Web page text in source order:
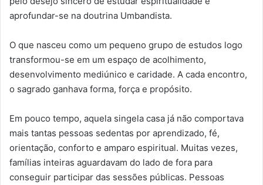
aprofundar-se na doutrina Umbandista.
O que nasceu como um pequeno grupo de estudos logo
transformou-se em um espaço de acolhimento,
desenvolvimento mediúnico e caridade. A cada encontro,
o sagrado ganhava forma, força e propósito.
Em pouco tempo, aquela singela casa já não comportava
mais tantas pessoas sedentas por aprendizado, fé,
orientação, conforto e amparo espiritual. Muitas vezes,
famílias inteiras aguardavam do lado de fora para
conseguir participar das sessões públicas. Pessoas